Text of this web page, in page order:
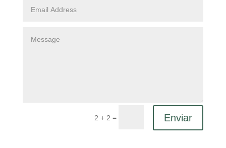
2 + 2 = Enviar